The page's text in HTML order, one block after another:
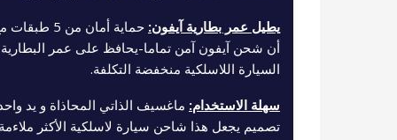
يطيل عمر بطارية آيفون:
حماية أمان
أن شحن آيفون آمن تماما-يحافظ على عمر
السيارة اللاسلكية منخفضة التكلفة.
سهلة الاستخدام: ماغسيف الذاتي المحاذاة و يد
تصميم يجعل هذا شاحن سيارة لاسلكية الأكثر